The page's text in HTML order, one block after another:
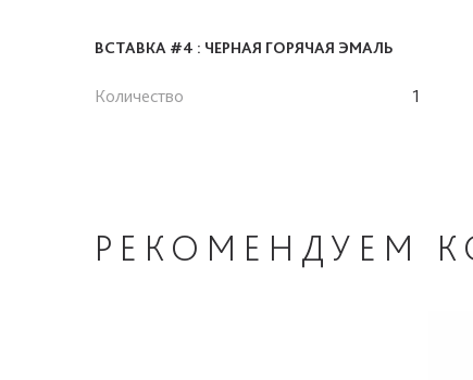
ВСТАВКА #4 : ЧЕРНАЯ ГОРЯЧАЯ ЭМАЛЬ
Количество 1
РЕКОМЕНДУЕМ